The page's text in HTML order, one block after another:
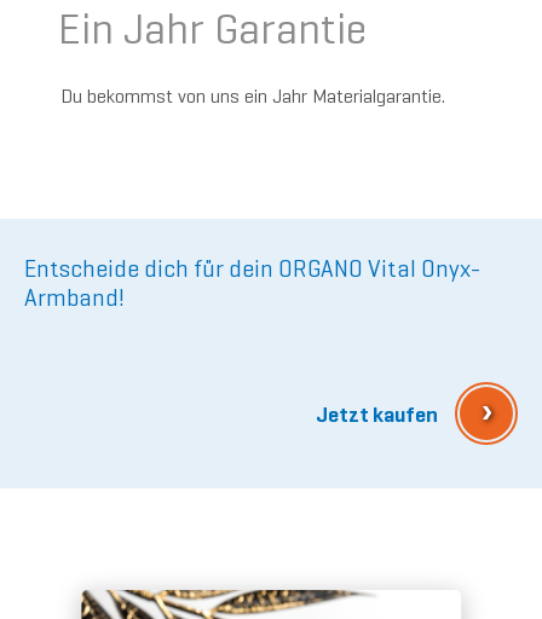
Ein Jahr Garantie
Du bekommst von uns ein Jahr Materialgarantie.
Entscheide dich für dein ORGANO Vital Onyx-
Armband!
Jetzt kaufen ›